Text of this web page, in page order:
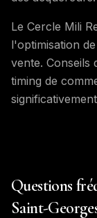
Le Cercle Mili
l'optimisation
vente. Conseils
timing de
Questions
Saint-